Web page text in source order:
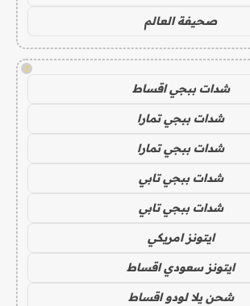
صحيفة العالم
!
شدات ببجي اقساط
شدات ببجي تمارا
شدات ببجي تمارا
شدات ببجي تابي
شدات ببجي تابي
ايتونز امريكي
ايتونز سعودي اقساط
شحن يلا لودو اقساط